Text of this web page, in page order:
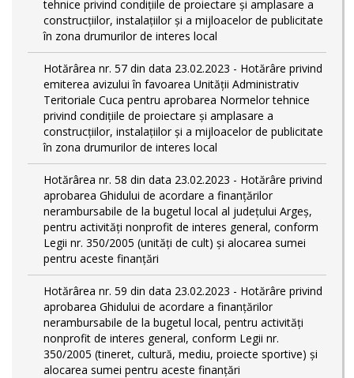
tehnice privind condiţiile de proiectare şi amplasare a
construcţiilor, instalaţiilor şi a mijloacelor de publicitate
în zona drumurilor de interes local
Hotărârea nr. 57 din data 23.02.2023 - Hotărâre privind
emiterea avizului în favoarea Unității Administrativ
Teritoriale Cuca pentru aprobarea Normelor tehnice
privind condiţiile de proiectare şi amplasare a
construcţiilor, instalaţiilor şi a mijloacelor de publicitate
în zona drumurilor de interes local
Hotărârea nr. 58 din data 23.02.2023 - Hotărâre privind
aprobarea Ghidului de acordare a finanţărilor
nerambursabile de la bugetul local al județului Argeș,
pentru activităţi nonprofit de interes general, conform
Legii nr. 350/2005 (unități de cult) și alocarea sumei
pentru aceste finanțări
Hotărârea nr. 59 din data 23.02.2023 - Hotărâre privind
aprobarea Ghidului de acordare a finanţărilor
nerambursabile de la bugetul local, pentru activităţi
nonprofit de interes general, conform Legii nr.
350/2005 (tineret, cultură, mediu, proiecte sportive) și
alocarea sumei pentru aceste finanțări